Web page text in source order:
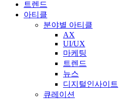
트렌드
아티클
분야별 아티클
AX
UI/UX
마케팅
트렌드
뉴스
디지털인사이트
큐레이션